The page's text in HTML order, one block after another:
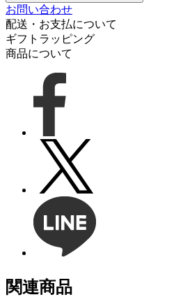
お問い合わせ
配送・お支払について
ギフトラッピング
商品について
関連商品